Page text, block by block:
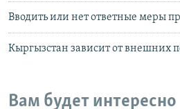
Вводить или нет ответные меры
Кыргызстан зависит от внешних
Вам будет интересно